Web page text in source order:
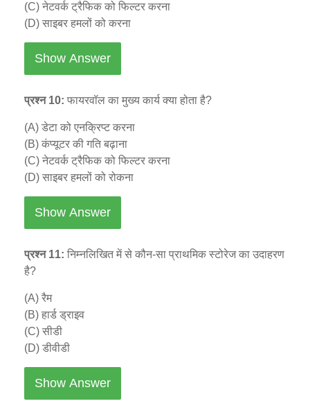
(C) नेटवर्क ट्रैफिक को फिल्टर करना
(D) साइबर हमलों को करना
Show Answer
प्रश्न 10: फायरवॉल का मुख्य कार्य क्या होता है?
(A) डेटा को एनक्रिप्ट करना
(B) कंप्यूटर की गति बढ़ाना
(C) नेटवर्क ट्रैफिक को फिल्टर करना
(D) साइबर हमलों को रोकना
Show Answer
प्रश्न 11: निम्नलिखित में से कौन-सा प्राथमिक स्टोरेज का उदाहरण
है?
(A) रैम
(B) हार्ड ड्राइव
(C) सीडी
(D) डीवीडी
Show Answer